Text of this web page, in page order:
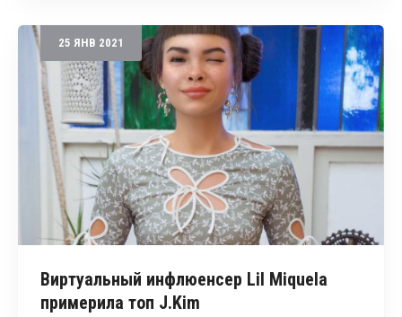
25 ЯНВ 2021
Виртуальный инфлюенсер Lil Miquela
примерила топ J.Kim